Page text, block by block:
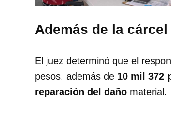
Además de la
El juez determinó que el
pesos, además de 10 mil 372
reparación del daño material.